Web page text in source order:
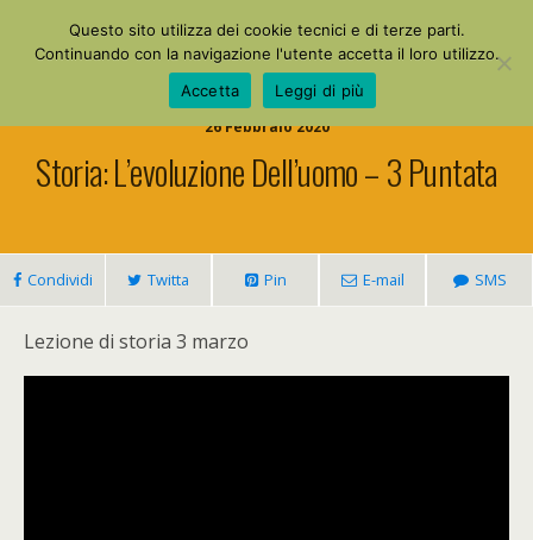
La Mia Maestra
26 Febbraio 2020
Storia: L’evoluzione Dell’uomo – 3 Puntata
Condividi Twitta Pin E-mail SMS
Lezione di storia 3 marzo
Questo sito utilizza dei cookie tecnici e di terze parti.
Continuando con la navigazione l'utente accetta il loro utilizzo.
Accetta
Leggi di più